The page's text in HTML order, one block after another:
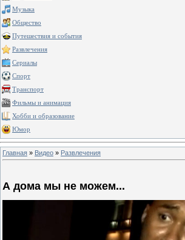
Музыка
Общество
Путешествия и события
Развлечения
Сериалы
Спорт
Транспорт
Фильмы и анимация
Хобби и образование
Юмор
Главная » Видео » Развлечения
А дома мы не можем...